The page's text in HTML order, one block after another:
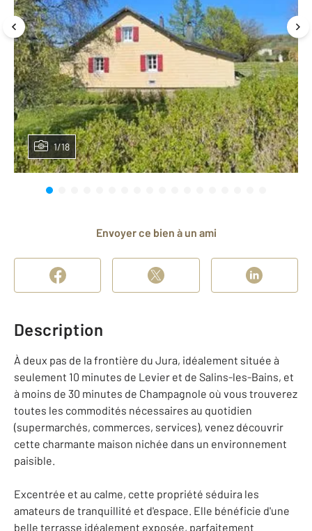
1/18
Envoyer ce bien à un ami
Description
À deux pas de la frontière du Jura, idéalement située à
seulement 10 minutes de Levier et de Salins-les-Bains, et
à moins de 30 minutes de Champagnole où vous trouverez
toutes les commodités nécessaires au quotidien
(supermarchés, commerces, services), venez découvrir
cette charmante maison nichée dans un environnement
paisible.
Excentrée et au calme, cette propriété séduira les
amateurs de tranquillité et d'espace. Elle bénéficie d'une
belle terrasse idéalement exposée, parfaitement